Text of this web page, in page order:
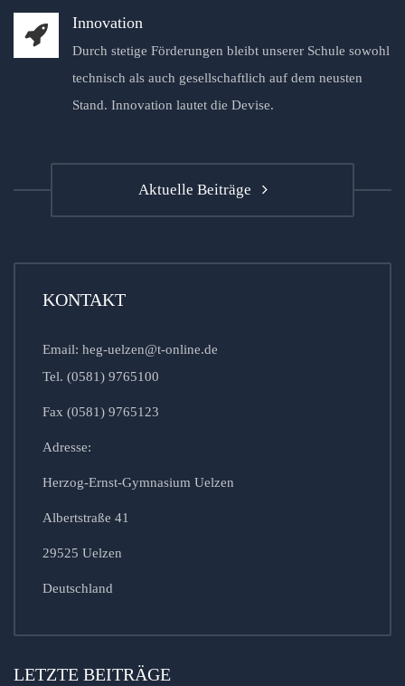
Innovation
Durch stetige Förderungen bleibt unserer Schule sowohl
technisch als auch gesellschaftlich auf dem neusten
Stand. Innovation lautet die Devise.
Aktuelle Beiträge
KONTAKT
Email: heg-uelzen@t-online.de
Tel. (0581) 9765100
Fax (0581) 9765123
Adresse:
Herzog-Ernst-Gymnasium Uelzen
Albertstraße 41
29525 Uelzen
Deutschland
LETZTE BEITRÄGE